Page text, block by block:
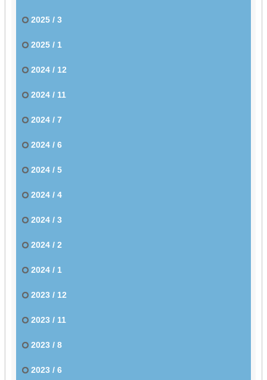
2025 / 3
2025 / 1
2024 / 12
2024 / 11
2024 / 7
2024 / 6
2024 / 5
2024 / 4
2024 / 3
2024 / 2
2024 / 1
2023 / 12
2023 / 11
2023 / 8
2023 / 6